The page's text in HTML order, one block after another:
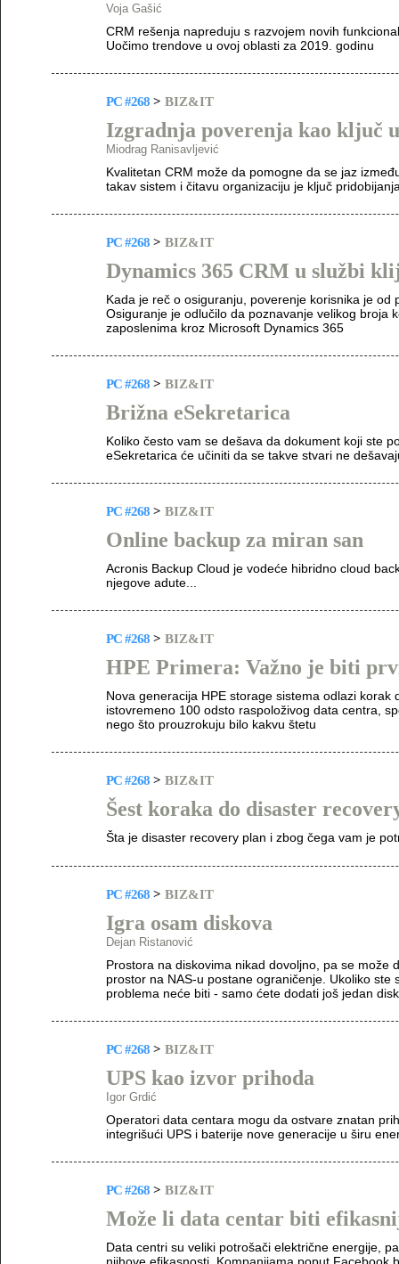
Voja Gašić
CRM rešenja napreduju s razvojem novih
Uočimo trendove u ovoj oblasti za 2019. godinu
PC #268 > BIZ&IT
Izgradnja poverenja kao ključ
Miodrag Ranisavljević
Kvalitetan CRM može da pomogne da se jaz
takav sistem i čitavu organizaciju je ključ
PC #268 > BIZ&IT
Dynamics 365 CRM u službi
Kada je reč o osiguranju, poverenje korisnika je od
Osiguranje je odlučilo da poznavanje velikog broja
zaposlenima kroz Microsoft Dynamics 365
PC #268 > BIZ&IT
Brižna eSekretarica
Koliko često vam se dešava da dokument koji ste
eSekretarica će učiniti da se takve stvari ne
PC #268 > BIZ&IT
Online backup za miran san
Acronis Backup Cloud je vodeće hibridno cloud
njegove adute...
PC #268 > BIZ&IT
HPE Primera: Važno je biti
Nova generacija HPE storage sistema odlazi korak
istovremeno 100 odsto raspoloživog data centra,
nego što prouzrokuju bilo kakvu štetu
PC #268 > BIZ&IT
Šest koraka do disaster
Šta je disaster recovery plan i zbog čega vam je
PC #268 > BIZ&IT
Igra osam diskova
Dejan Ristanović
Prostora na diskovima nikad dovoljno, pa se može
prostor na NAS-u postane ograničenje. Ukoliko ste
problema neće biti - samo ćete dodati još jedan
PC #268 > BIZ&IT
UPS kao izvor prihoda
Igor Grdić
Operatori data centara mogu da ostvare znatan
integrišući UPS i baterije nove generacije u širu
PC #268 > BIZ&IT
Može li data centar biti
Data centri su veliki potrošači električne energije,